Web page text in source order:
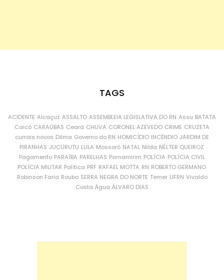
TAGS
ACIDENTE Alcaçuz ASSALTO ASSEMBLEIA LEGISLATIVA DO RN Assu BATATA
Caicó CARAÚBAS Ceará CHUVA CORONEL AZEVEDO CRIME CRUZETA
currais novos Dilma Governo do RN HOMICÍDIO INCÊNDIO JARDIM DE
PIRANHAS JUCURUTU LULA Mossoró NATAL Nilda NÉLTER QUEIROZ
Pagamento PARAÍBA PARELHAS Parnamirim POLÍCIA POLÍCIA CIVIL
POLÍCIA MILITAR Política PRF RAFAEL MOTTA RN ROBERTO GERMANO
Robinson Faria Roubo SERRA NEGRA DO NORTE Temer UFRN Vivaldo
Costa Água ÁLVARO DIAS